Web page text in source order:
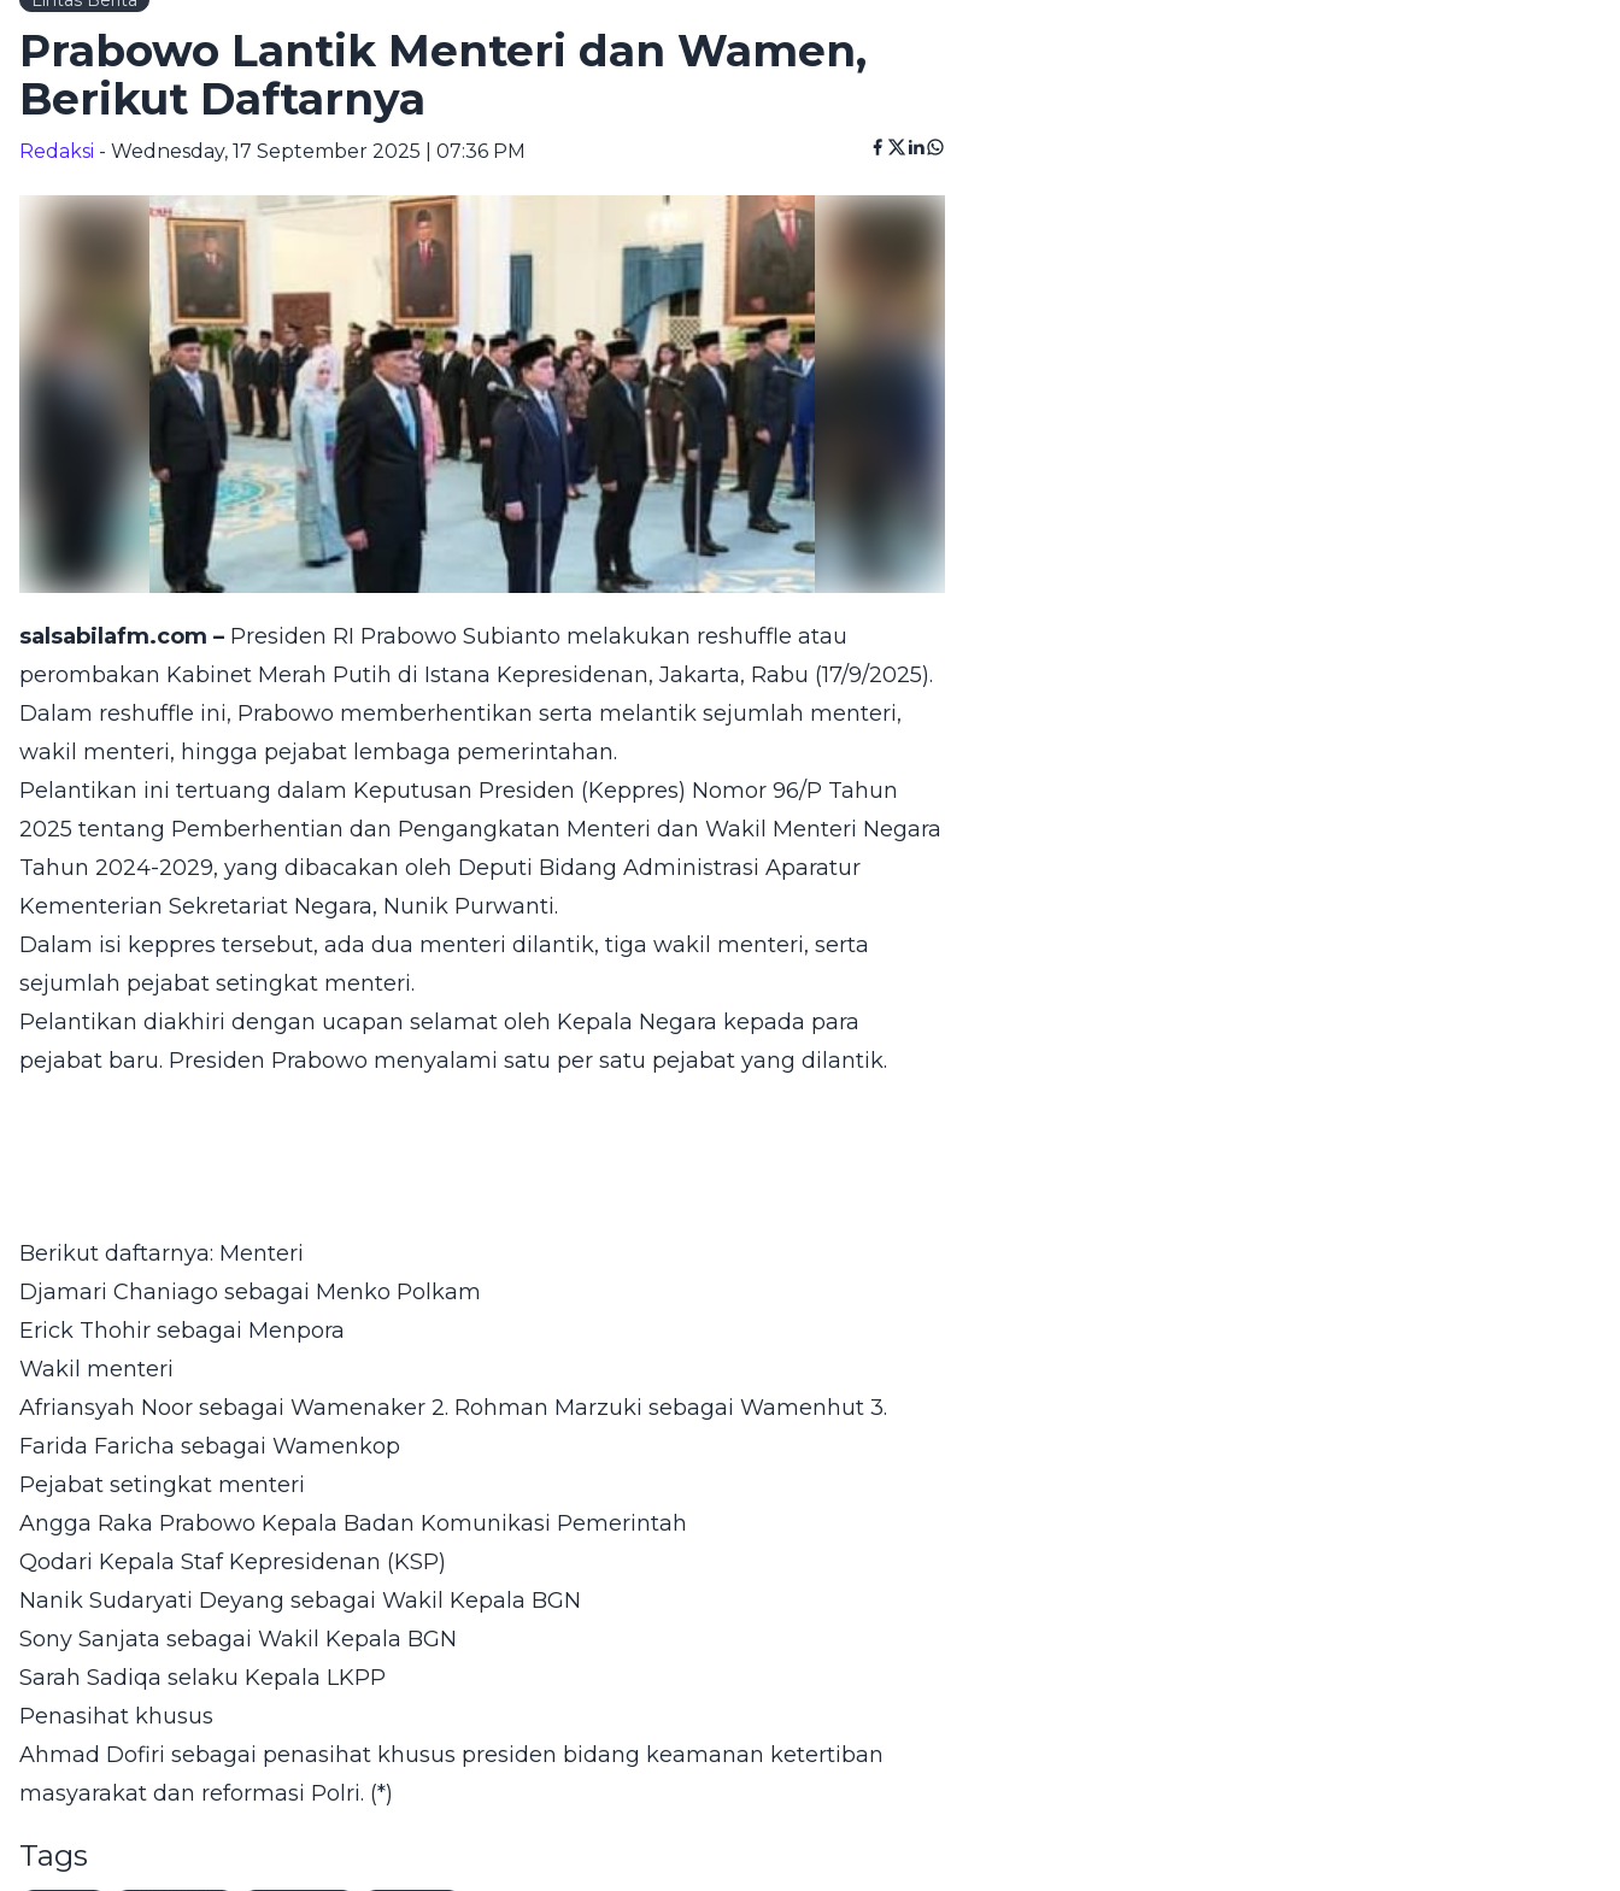
Prabowo Lantik Menteri dan Wamen,
Berikut Daftarnya
Redaksi - Wednesday, 17 September 2025 | 07:36 PM
salsabilafm.com – Presiden RI Prabowo Subianto melakukan reshuffle atau
perombakan Kabinet Merah Putih di Istana Kepresidenan, Jakarta, Rabu (17/9/2025).
Dalam reshuffle ini, Prabowo memberhentikan serta melantik sejumlah menteri,
wakil menteri, hingga pejabat lembaga pemerintahan.
Pelantikan ini tertuang dalam Keputusan Presiden (Keppres) Nomor 96/P Tahun
2025 tentang Pemberhentian dan Pengangkatan Menteri dan Wakil Menteri Negara
Tahun 2024-2029, yang dibacakan oleh Deputi Bidang Administrasi Aparatur
Kementerian Sekretariat Negara, Nunik Purwanti.
Dalam isi keppres tersebut, ada dua menteri dilantik, tiga wakil menteri, serta
sejumlah pejabat setingkat menteri.
Pelantikan diakhiri dengan ucapan selamat oleh Kepala Negara kepada para
pejabat baru. Presiden Prabowo menyalami satu per satu pejabat yang dilantik.
Berikut daftarnya: Menteri
Djamari Chaniago sebagai Menko Polkam
Erick Thohir sebagai Menpora
Wakil menteri
Afriansyah Noor sebagai Wamenaker 2. Rohman Marzuki sebagai Wamenhut 3.
Farida Faricha sebagai Wamenkop
Pejabat setingkat menteri
Angga Raka Prabowo Kepala Badan Komunikasi Pemerintah
Qodari Kepala Staf Kepresidenan (KSP)
Nanik Sudaryati Deyang sebagai Wakil Kepala BGN
Sony Sanjata sebagai Wakil Kepala BGN
Sarah Sadiqa selaku Kepala LKPP
Penasihat khusus
Ahmad Dofiri sebagai penasihat khusus presiden bidang keamanan ketertiban
masyarakat dan reformasi Polri. (*)
Tags